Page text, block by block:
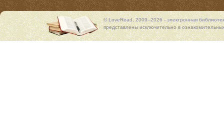
© LoveRead, 2009–2026 - электронная
представлены исключительно в